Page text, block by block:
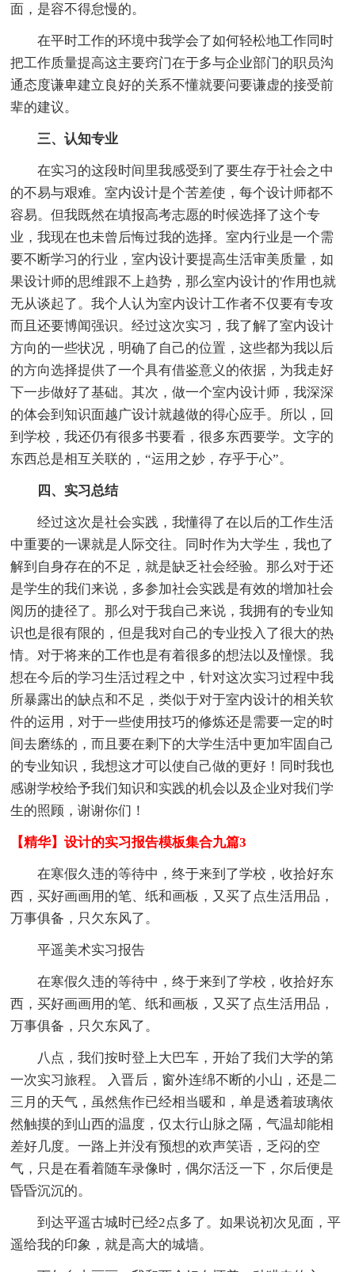
面，是容不得怠慢的。
在平时工作的环境中我学会了如何轻松地工作同时
把工作质量提高这主要窍门在于多与企业部门的职员沟
通态度谦卑建立良好的关系不懂就要问要谦虚的接受前
辈的建议。
三、认知专业
在实习的这段时间里我感受到了要生存于社会之中
的不易与艰难。室内设计是个苦差使，每个设计师都不
容易。但我既然在填报高考志愿的时候选择了这个专
业，我现在也未曾后悔过我的选择。室内行业是一个需
要不断学习的行业，室内设计要提高生活审美质量，如
果设计师的思维跟不上趋势，那么室内设计的'作用也就
无从谈起了。我个人认为室内设计工作者不仅要有专攻
而且还要博闻强识。经过这次实习，我了解了室内设计
方向的一些状况，明确了自己的位置，这些都为我以后
的方向选择提供了一个具有借鉴意义的依据，为我走好
下一步做好了基础。其次，做一个室内设计师，我深深
的体会到知识面越广设计就越做的得心应手。所以，回
到学校，我还仍有很多书要看，很多东西要学。文字的
东西总是相互关联的，“运用之妙，存乎于心”。
四、实习总结
经过这次是社会实践，我懂得了在以后的工作生活
中重要的一课就是人际交往。同时作为大学生，我也了
解到自身存在的不足，就是缺乏社会经验。那么对于还
是学生的我们来说，多参加社会实践是有效的增加社会
阅历的捷径了。那么对于我自己来说，我拥有的专业知
识也是很有限的，但是我对自己的专业投入了很大的热
情。对于将来的工作也是有着很多的想法以及憧憬。我
想在今后的学习生活过程之中，针对这次实习过程中我
所暴露出的缺点和不足，类似于对于室内设计的相关软
件的运用，对于一些使用技巧的修炼还是需要一定的时
间去磨练的，而且要在剩下的大学生活中更加牢固自己
的专业知识，我想这才可以使自己做的更好！同时我也
感谢学校给予我们知识和实践的机会以及企业对我们学
生的照顾，谢谢你们！
【精华】设计的实习报告模板集合九篇3
在寒假久违的等待中，终于来到了学校，收拾好东
西，买好画画用的笔、纸和画板，又买了点生活用品，
万事俱备，只欠东风了。
平遥美术实习报告
在寒假久违的等待中，终于来到了学校，收拾好东
西，买好画画用的笔、纸和画板，又买了点生活用品，
万事俱备，只欠东风了。
八点，我们按时登上大巴车，开始了我们大学的第
一次实习旅程。 入晋后，窗外连绵不断的小山，还是二
三月的天气，虽然焦作已经相当暖和，单是透着玻璃依
然触摸的到山西的温度，仅太行山脉之隔，气温却能相
差好几度。一路上并没有预想的欢声笑语，乏闷的空
气，只是在看着随车录像时，偶尔活泛一下，尔后便是
昏昏沉沉的。
到达平遥古城时已经2点多了。如果说初次见面，平
遥给我的印象，就是高大的城墙。